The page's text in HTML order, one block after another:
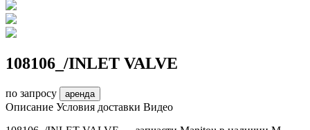
108106_/INLET VALVE
по запросу аренда
Описание Условия доставки Видео